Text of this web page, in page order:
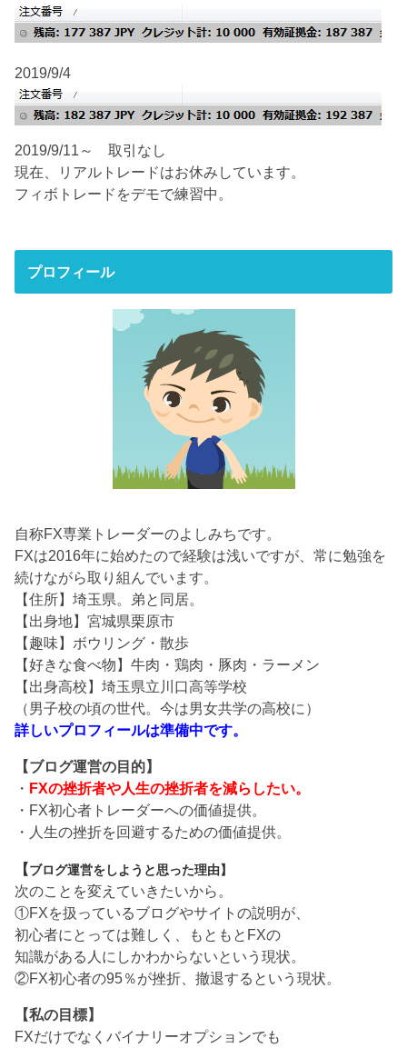
2019/9/4
2019/9/11～ 取引なし
現在、リアルトレードはお休みしています。
フィボトレードをデモで練習中。
プロフィール
自称FX専業トレーダーのよしみちです。
FXは2016年に始めたので経験は浅いですが、常に勉強を
続けながら取り組んでいます。
【住所】埼玉県。弟と同居。
【出身地】宮城県栗原市
【趣味】ボウリング・散歩
【好きな食べ物】牛肉・鶏肉・豚肉・ラーメン
【出身高校】埼玉県立川口高等学校
（男子校の頃の世代。今は男女共学の高校に）
詳しいプロフィールは準備中です。
【ブログ運営の目的】
・ FXの挫折者や人生の挫折者を減らしたい。
・FX初心者トレーダーへの価値提供。
・人生の挫折を回避するための価値提供。
【ブログ運営をしようと思った理由】
次のことを変えていきたいから。
①FXを扱っているブログやサイトの説明が、
初心者にとっては難しく、もともとFXの
知識がある人にしかわからないという現状。
②FX初心者の95％が挫折、撤退するという現状。
【私の目標】
FXだけでなくバイナリーオプションでも